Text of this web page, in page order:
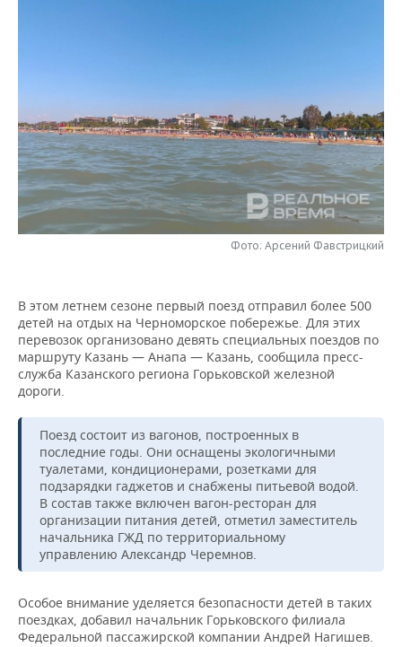
НЕФТЬ
ОПК
ЭНЕРГЕТИКА
РОЗНИЧНАЯ ТОРГОВЛЯ
ТРАНСПОРТ
УСЛУГИ
НОВОСТИ ТЕХНОЛОГИЙ
IT
МЕДИА
МЕРОПРИЯТИЯ
НОВОСТИ МЕРОПРИЯТИЙ
ВЫЕЗДНАЯ РЕДАКЦИЯ
ОТКРЫТАЯ ЛЕКЦИЯ
СПОРТ
НОВОСТИ СПОРТА
БАСКЕТБОЛ
ВОЛЕЙБОЛ
ФИГУРНОЕ КАТАНИЕ
ВОДНЫЕ ВИДЫ СПОРТА
ХОККЕЙ С МЯЧОМ
ОБЩЕСТВО
ИНФРАСТРУКТУРА
ИСТОРИЯ
МЕДИЦИНА
ОБРАЗОВАНИЕ
ПРОИСШЕСТВИЯ
СПРАВОЧНИК
СПИСОК ПЕРСОН
ПОЛНАЯ ВЕРСИЯ
Фото: Арсений Фавстрицкий
В этом летнем сезоне первый поезд отправил более 500
детей на отдых на Черноморское побережье. Для этих
перевозок организовано девять специальных поездов по
маршруту Казань — Анапа — Казань, сообщила пресс-
служба Казанского региона Горьковской железной
дороги.
Поезд состоит из вагонов, построенных в
последние годы. Они оснащены экологичными
туалетами, кондиционерами, розетками для
подзарядки гаджетов и снабжены питьевой водой.
В состав также включен вагон-ресторан для
организации питания детей, отметил заместитель
начальника ГЖД по территориальному
управлению Александр Черемнов.
Особое внимание уделяется безопасности детей в таких
поездках, добавил начальник Горьковского филиала
Федеральной пассажирской компании Андрей Нагишев.